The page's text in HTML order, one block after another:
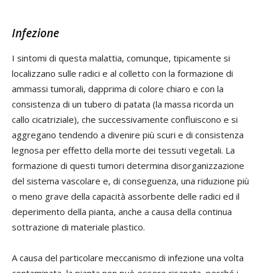
Infezione
I sintomi di questa malattia, comunque, tipicamente si
localizzano sulle radici e al colletto con la formazione di
ammassi tumorali, dapprima di colore chiaro e con la
consistenza di un tubero di patata (la massa ricorda un
callo cicatriziale), che successivamente confluiscono e si
aggregano tendendo a divenire più scuri e di consistenza
legnosa per effetto della morte dei tessuti vegetali. La
formazione di questi tumori determina disorganizzazione
del sistema vascolare e, di conseguenza, una riduzione più
o meno grave della capacità assorbente delle radici ed il
deperimento della pianta, anche a causa della continua
sottrazione di materiale plastico.
A causa del particolare meccanismo di infezione una volta